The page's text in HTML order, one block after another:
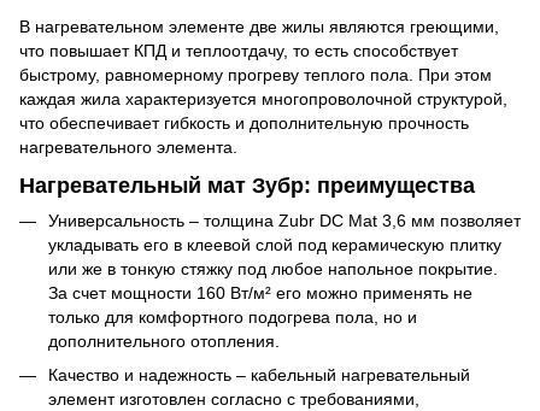
В нагревательном элементе две жилы являются греющими,
что повышает КПД и теплоотдачу, то есть способствует
быстрому, равномерному прогреву теплого пола. При этом
каждая жила характеризуется многопроволочной структурой,
что обеспечивает гибкость и дополнительную прочность
нагревательного элемента.
Нагревательный мат Зубр: преимущества
Универсальность – толщина Zubr DC Mat 3,6 мм позволяет
укладывать его в клеевой слой под керамическую плитку
или же в тонкую стяжку под любое напольное покрытие.
За счет мощности 160 Вт/м² его можно применять не
только для комфортного подогрева пола, но и
дополнительного отопления.
Качество и надежность – кабельный нагревательный
элемент изготовлен согласно с требованиями,